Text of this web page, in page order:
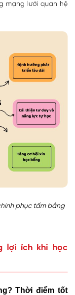
mạng lưới quan hệ
phục tấm bằng
lợi ích khi học
Thời điểm tốt